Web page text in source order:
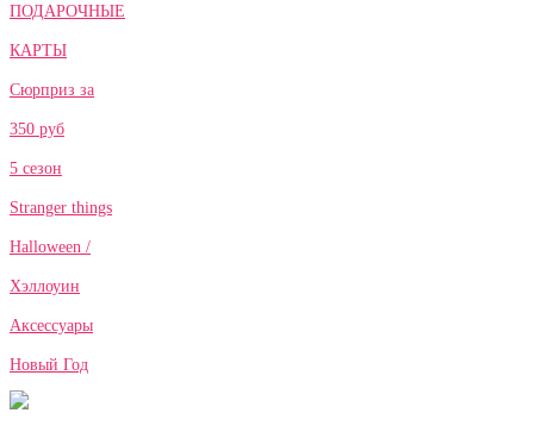
ПОДАРОЧНЫЕ
КАРТЫ
Сюрприз за
350 руб
5 сезон
Stranger things
Halloween /
Хэллоуин
Аксессуары
Новый Год